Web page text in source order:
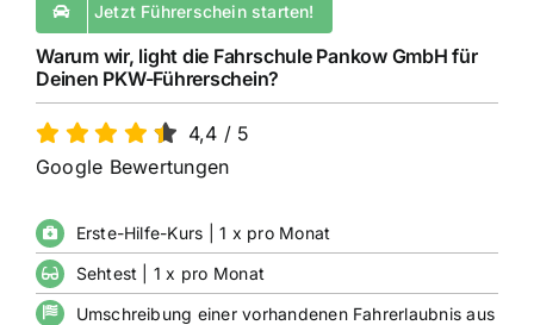
Jetzt Führerschein starten!
Warum wir, light die Fahrschule Pankow GmbH für
Deinen PKW-Führerschein?
4,4 / 5
Google Bewertungen
Erste-Hilfe-Kurs | 1 x pro Monat
Sehtest | 1 x pro Monat
Umschreibung einer vorhandenen Fahrerlaubnis aus